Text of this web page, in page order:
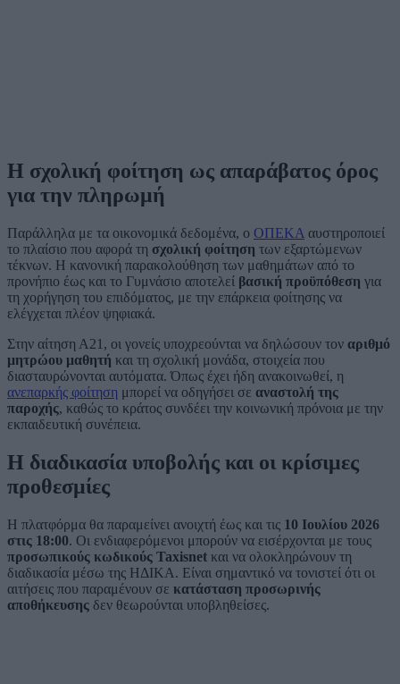
Η σχολική φοίτηση ως απαράβατος όρος
για την πληρωμή
Παράλληλα με τα οικονομικά δεδομένα, ο ΟΠΕΚΑ αυστηροποιεί
το πλαίσιο που αφορά τη σχολική φοίτηση των εξαρτώμενων
τέκνων. Η κανονική παρακολούθηση των μαθημάτων από το
προνήπιο έως και το Γυμνάσιο αποτελεί βασική προϋπόθεση για
τη χορήγηση του επιδόματος, με την επάρκεια φοίτησης να
ελέγχεται πλέον ψηφιακά.
Στην αίτηση Α21, οι γονείς υποχρεούνται να δηλώσουν τον αριθμό
μητρώου μαθητή και τη σχολική μονάδα, στοιχεία που
διασταυρώνονται αυτόματα. Όπως έχει ήδη ανακοινωθεί, η
ανεπαρκής φοίτηση μπορεί να οδηγήσει σε αναστολή της
παροχής, καθώς το κράτος συνδέει την κοινωνική πρόνοια με την
εκπαιδευτική συνέπεια.
Η διαδικασία υποβολής και οι κρίσιμες
προθεσμίες
Η πλατφόρμα θα παραμείνει ανοιχτή έως και τις 10 Ιουλίου 2026
στις 18:00. Οι ενδιαφερόμενοι μπορούν να εισέρχονται με τους
προσωπικούς κωδικούς Taxisnet και να ολοκληρώνουν τη
διαδικασία μέσω της ΗΔΙΚΑ. Είναι σημαντικό να τονιστεί ότι οι
αιτήσεις που παραμένουν σε κατάσταση προσωρινής
αποθήκευσης δεν θεωρούνται υποβληθείσες.